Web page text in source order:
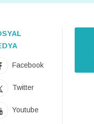
Facebook
Twitter
Youtube